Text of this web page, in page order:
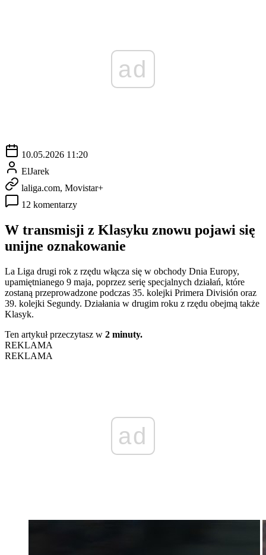
ad
10.05.2026 11:20
ElJarek
laliga.com, Movistar+
12 komentarzy
W transmisji z Klasyku znowu pojawi się
unijne oznakowanie
La Liga drugi rok z rzędu włącza się w obchody Dnia Europy,
upamiętnianego 9 maja, poprzez serię specjalnych działań, które
zostaną przeprowadzone podczas 35. kolejki Primera División oraz
39. kolejki Segundy. Działania w drugim roku z rzędu obejmą także
Klasyk.
Ten artykuł przeczytasz w 2 minuty.
REKLAMA
REKLAMA
ad